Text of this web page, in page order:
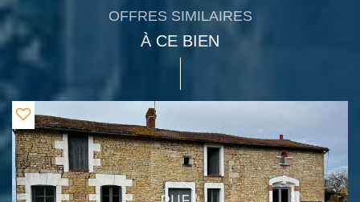
OFFRES SIMILAIRES
À CE BIEN